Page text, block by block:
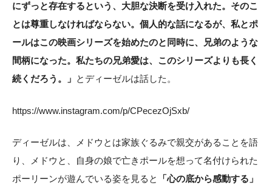
にずっと存在するという、大胆な決断を受け入れた。そのこ
とは尊重しなければならない。個人的な話になるが、私とポ
ールはこの映画シリーズを始めたのと同時に、兄弟のような
間柄になった。私たちの兄弟愛は、このシリーズよりも長く
続くだろう。」 とディーゼルは話した。
https://www.instagram.com/p/CPecezOjSxb/
ディーゼルは、メドウとは家族ぐるみで親交があることを語
り、メドウと、自身の娘で亡きポールを想って名付けられた
ポーリーンが遊んでいる姿を見ると
「心の底から感動する」